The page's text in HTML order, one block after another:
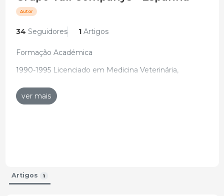
Autor
34 Seguidores 1Artigos
Formação Académica
1990-1995 Licenciado em Medicina Veterinária,
Experiência Profissional
1997-2000 Gestor de Matrizes (Unidade 2) em
Saragoça
ver mais
Artigos 1